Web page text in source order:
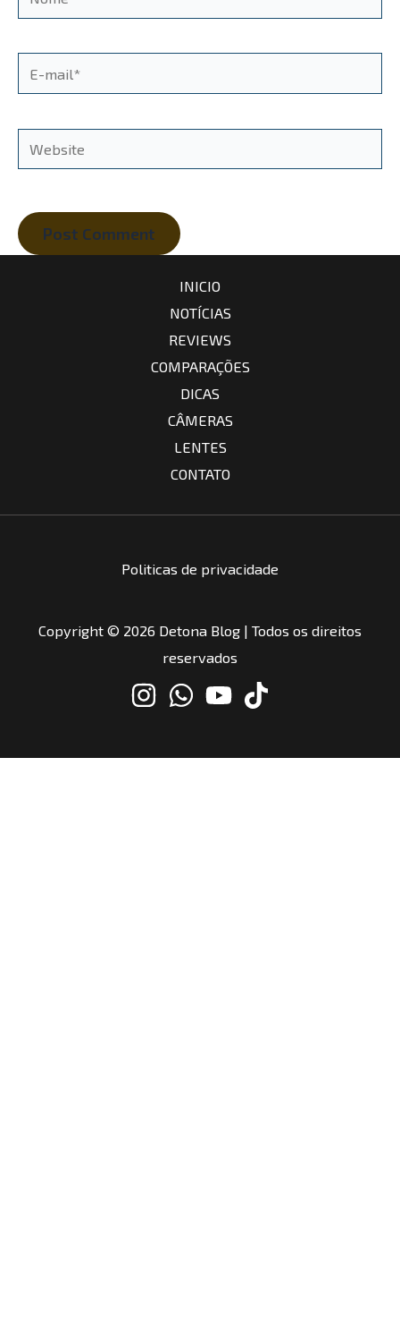
mail*
INICIO
NOTÍCIAS
REVIEWS
COMPARAÇÕES
DICAS
CÂMERAS
LENTES
CONTATO
Politicas de privacidade
Copyright © 2026 Detona Blog | Todos os direitos
reservados